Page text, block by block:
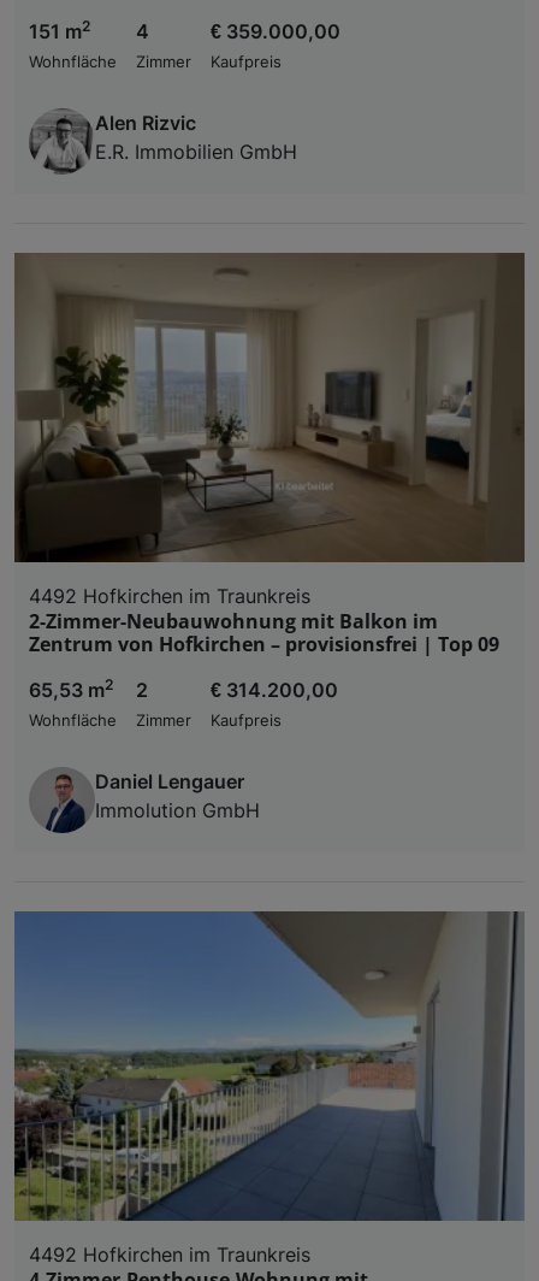
151 m2
Wohnfläche
4
Zimmer
€ 359.000,00
Kaufpreis
Alen Rizvic
E.R. Immobilien GmbH
4492 Hofkirchen im Traunkreis
2-Zimmer-Neubauwohnung mit Balkon im
Zentrum von Hofkirchen – provisionsfrei | Top 09
65,53 m2
Wohnfläche
2
Zimmer
€ 314.200,00
Kaufpreis
Daniel Lengauer
Immolution GmbH
4492 Hofkirchen im Traunkreis